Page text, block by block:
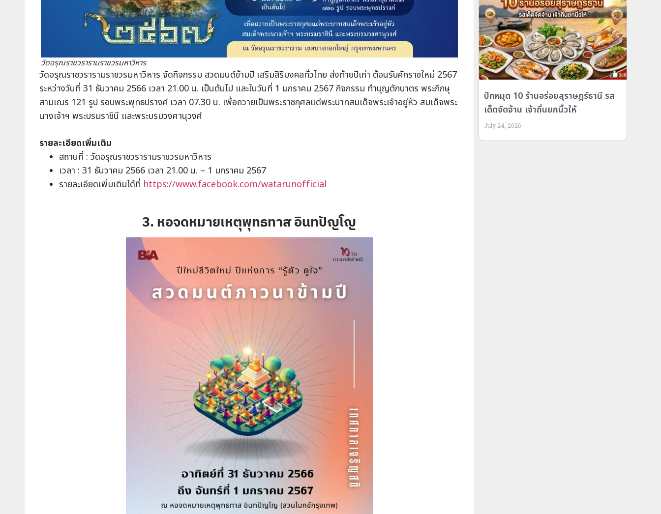
วัดอรุณราชวรารามราชวรมหาวิหาร
วัดอรุณราชวรารามราชวรมหาวิหาร จัดกิจกรรม สวดมนต์ข้ามปี เสริมสิริมงคลทั่วไทย ส่งท้ายปีเก่า ต้อนรับศักราชใหม่ 2567
ระหว่างวันที่ 31 ธันวาคม 2566 เวลา 21.00 น. เป็นต้นไป และในวันที่ 1 มกราคม 2567 กิจกรรม ทำบุญตักบาตร พระภิกษุ
สามเณร 121 รูป รอบพระพุทธปรางค์ เวลา 07.30 น. เพื่อถวายเป็นพระราชกุศลแด่พระบาทสมเด็จพระเจ้าอยู่หัว สมเด็จพระ
นางเจ้าฯ พระบรมราชินี และพระบรมวงศานุวงศ์
รายละเอียดเพิ่มเติม
สถานที่ : วัดอรุณราชวรารามราชวรมหาวิหาร
เวลา : 31 ธันวาคม 2566 เวลา 21.00 น. – 1 มกราคม 2567
รายละเอียดเพิ่มเติมได้ที่ https://www.facebook.com/watarunofficial
3. หอจดหมายเหตุพุทธทาส อินทปัญโญ
ปักหมุด 10 ร้านอร่อยสุราษฎร์ธานี รส
เด็ดจัดจ้าน เจ้าถิ่นยกนิ้วให้
July 24, 2026